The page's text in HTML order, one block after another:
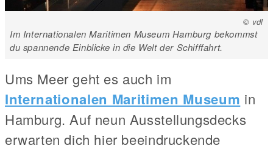
© vdl
Im Internationalen Maritimen Museum Hamburg bekommst
du spannende Einblicke in die Welt der Schifffahrt.
Ums Meer geht es auch im
Internationalen Maritimen Museum in
Hamburg. Auf neun Ausstellungsdecks
erwarten dich hier beeindruckende